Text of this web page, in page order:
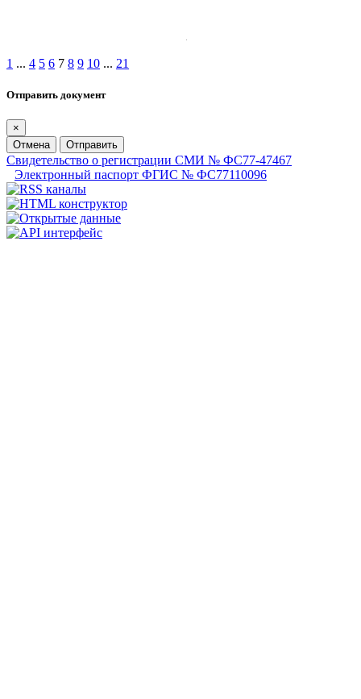
1 ... 4 5 6 7 8 9 10 ... 21
Отправить документ
×
Отмена
Отправить
Свидетельство о регистрации СМИ № ФС77-47467
Электронный паспорт ФГИС № ФС77110096